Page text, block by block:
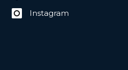
Instagram